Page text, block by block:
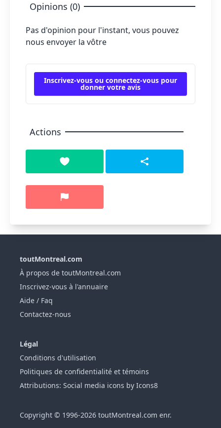
Opinions (0)
Pas d'opinion pour l'instant, vous pouvez
nous envoyer la vôtre
Inscrivez-vous ou connectez-vous pour
donner votre avis
Actions
toutMontreal.com
À propos de toutMontreal.com
Inscrivez-vous à l'annuaire
Aide / Faq
Contactez-nous
Légal
Conditions d'utilisation
Politiques de confidentialité et témoins
Attributions: Social media icons by Icons8
Copyright © 1996-2026 toutMontreal.com enr.